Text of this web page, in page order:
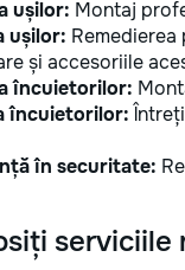
ușilor: Montaj
ușilor:
și accesoriile
încuietorilor:
încuietorilor:
în securitate:
serviciile